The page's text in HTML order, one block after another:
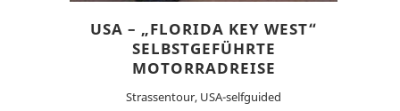
USA – „FLORIDA KEY WEST“
SELBSTGEFÜHRTE
MOTORRADREISE
Strassentour, USA-selfguided